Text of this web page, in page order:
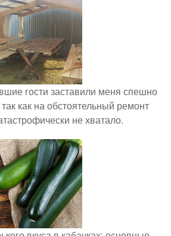
гости заставили меня спешно
как на обстоятельный ремонт
не хватало.